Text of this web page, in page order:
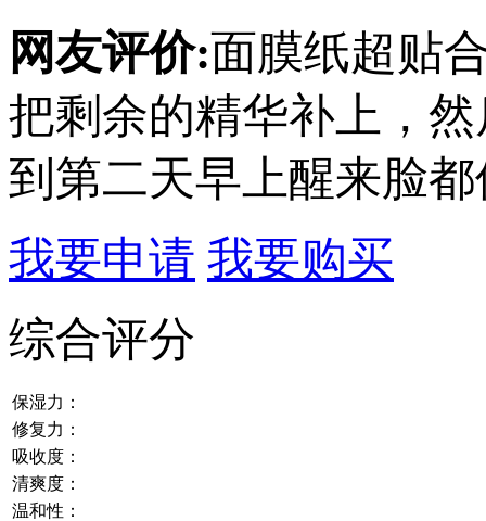
网友评价:面膜纸超贴
把剩余的精华补上，
到第二天早上醒来脸
我要申请 我要购买
综合评分
保湿力：
修复力：
吸收度：
清爽度：
温和性：